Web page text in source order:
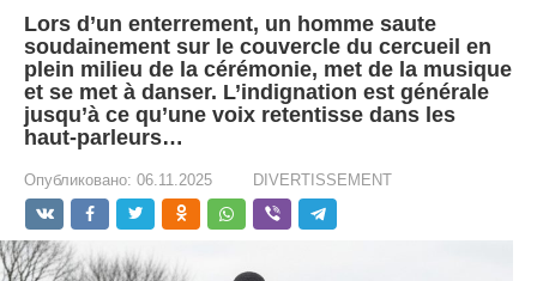
Lors d’un enterrement, un homme saute
soudainement sur le couvercle du cercueil en
plein milieu de la cérémonie, met de la musique
et se met à danser. L’indignation est générale
jusqu’à ce qu’une voix retentisse dans les
haut-parleurs…
Опубликовано: 06.11.2025 DIVERTISSEMENT